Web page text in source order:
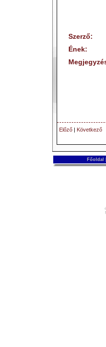
Szerző:
Ének:
Előző | Következő
Főoldal